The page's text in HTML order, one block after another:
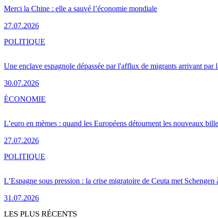
Merci la Chine : elle a sauvé l’économie mondiale
27.07.2026
Une enclave espagnole dépassée par l'afflux de migrants arrivant par
30.07.2026
POLITIQUE
L’euro en mèmes : quand les Européens détournent les nouveaux
27.07.2026
ÉCONOMIE
L’Espagne sous pression : la crise migratoire de Ceuta met Schengen
31.07.2026
POLITIQUE
LES PLUS RÉCENTS